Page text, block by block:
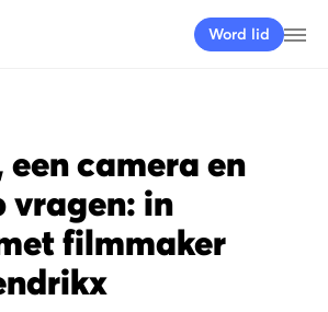
Word lid
een camera en
vragen: in
filmmaker